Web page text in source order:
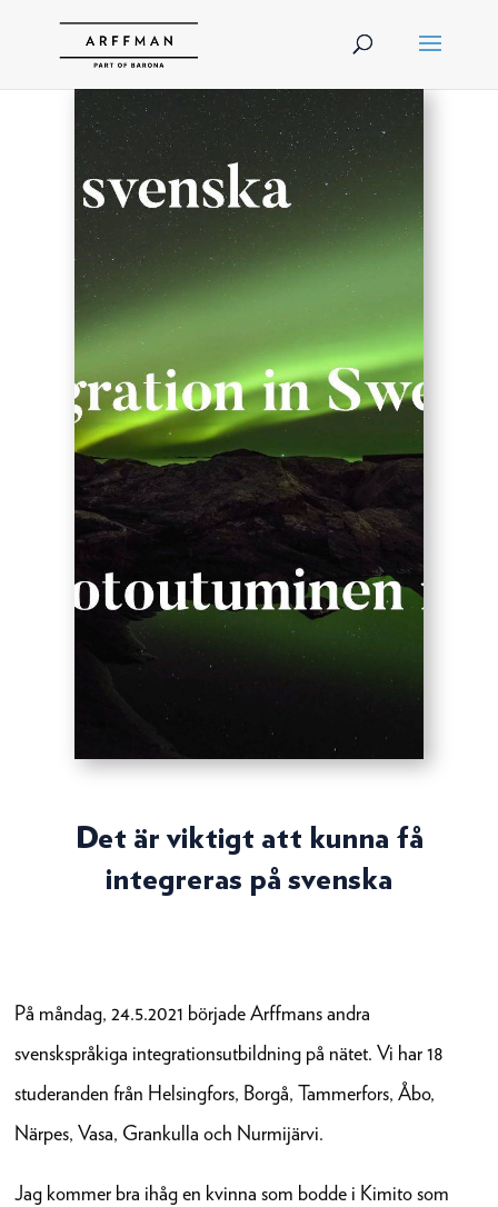
Det är viktigt att kunna få
integreras på svenska
På måndag, 24.5.2021 började Arffmans andra
svenskspråkiga integrationsutbildning på nätet. Vi har 18
studeranden från Helsingfors, Borgå, Tammerfors, Åbo,
Närpes, Vasa, Grankulla och Nurmijärvi.
Jag kommer bra ihåg en kvinna som bodde i Kimito som